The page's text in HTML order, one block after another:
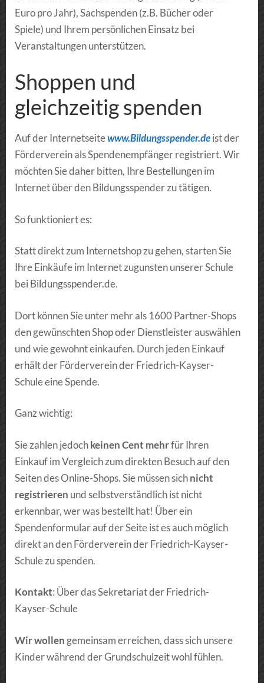
Euro pro Jahr), Sachspenden (z.B. Bücher oder
Spiele) und Ihrem persönlichen Einsatz bei
Veranstaltungen unterstützen.
Shoppen und
gleichzeitig spenden
Auf der Internetseitewww.Bildungsspender.deist der
Förderverein als Spendenempfänger registriert. Wir
möchten Sie daher bitten, Ihre Bestellungen im
Internet über den Bildungsspender zu tätigen.
So funktioniert es:
Statt direkt zum Internetshop zu gehen, starten Sie
Ihre Einkäufe im Internet zugunsten unserer Schule
bei Bildungsspender.de.
Dort können Sie unter mehr als 1600 Partner-Shops
den gewünschten Shop oder Dienstleister auswählen
und wie gewohnt einkaufen. Durch jeden Einkauf
erhält der Förderverein der Friedrich-Kayser-
Schule eine Spende.
Ganz wichtig:
Sie zahlen jedochkeinen Cent mehrfür Ihren
Einkauf im Vergleich zum direkten Besuch auf den
Seiten des Online-Shops. Sie müssen sichnicht
registrieren und selbstverständlich ist nicht
erkennbar, wer was bestellt hat! Über ein
Spendenformular auf der Seite ist es auch möglich
direkt an den Förderverein der Friedrich-Kayser-
Schule zu spenden.
Kontakt: Über das Sekretariat der Friedrich-
Kayser-Schule
Wir wollen gemeinsam erreichen, dass sich unsere
Kinder während der Grundschulzeit wohl fühlen.